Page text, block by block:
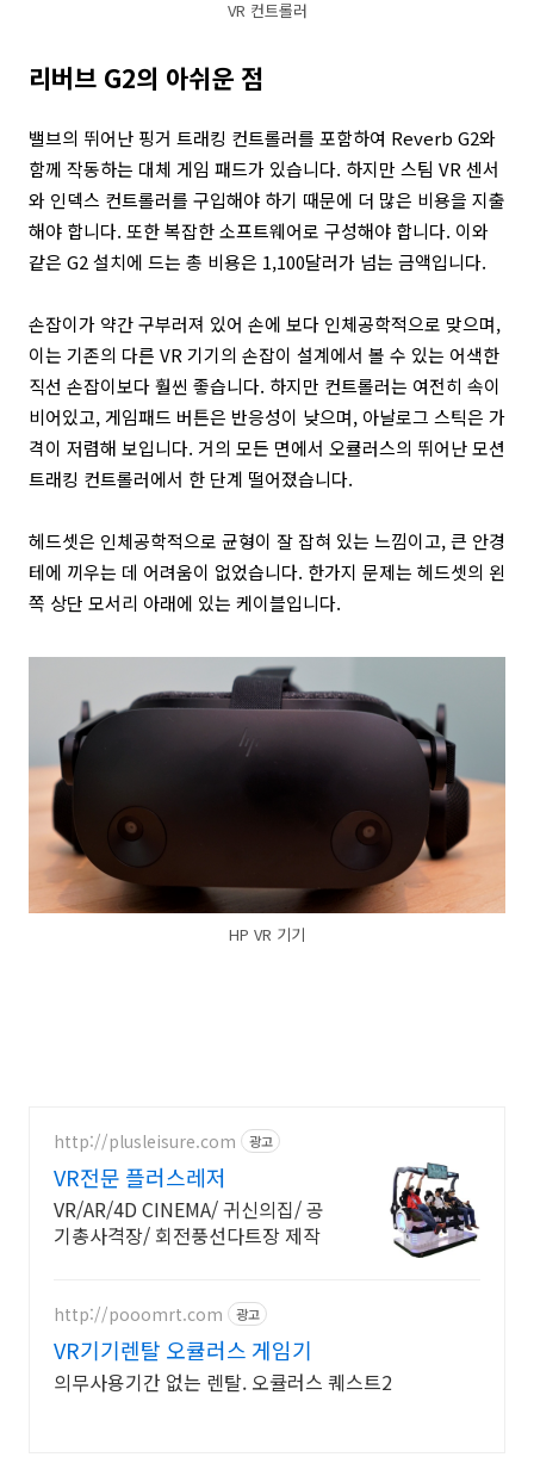
VR 컨트롤러
리버브 G2의 아쉬운 점
밸브의 뛰어난 핑거 트래킹 컨트롤러를 포함하여 Reverb G2와
함께 작동하는 대체 게임 패드가 있습니다. 하지만 스팀 VR 센서
와 인덱스 컨트롤러를 구입해야 하기 때문에 더 많은 비용을 지출
해야 합니다. 또한 복잡한 소프트웨어로 구성해야 합니다. 이와
같은 G2 설치에 드는 총 비용은 1,100달러가 넘는 금액입니다.
손잡이가 약간 구부러져 있어 손에 보다 인체공학적으로 맞으며,
이는 기존의 다른 VR 기기의 손잡이 설계에서 볼 수 있는 어색한
직선 손잡이보다 훨씬 좋습니다. 하지만 컨트롤러는 여전히 속이
비어있고, 게임패드 버튼은 반응성이 낮으며, 아날로그 스틱은 가
격이 저렴해 보입니다. 거의 모든 면에서 오큘러스의 뛰어난 모션
트래킹 컨트롤러에서 한 단계 떨어졌습니다.
헤드셋은 인체공학적으로 균형이 잘 잡혀 있는 느낌이고, 큰 안경
테에 끼우는 데 어려움이 없었습니다. 한가지 문제는 헤드셋의 왼
쪽 상단 모서리 아래에 있는 케이블입니다.
HP VR 기기
http://plusleisure.com 광고
VR전문 플러스레저
VR/AR/4D CINEMA/ 귀신의집/ 공
기총사격장/ 회전풍선다트장 제작
http://pooomrt.com 광고
VR기기렌탈 오큘러스 게임기
의무사용기간 없는 렌탈. 오큘러스 퀘스트2